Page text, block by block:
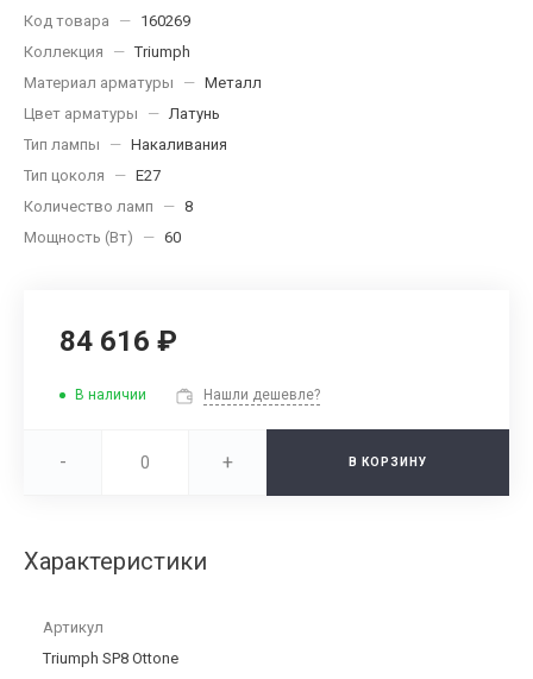
Код товара
— 160269
Коллекция
— Triumph
Материал арматуры
— Металл
Цвет арматуры
— Латунь
Тип лампы
— Накаливания
Тип цоколя
— E27
Количество ламп
— 8
Мощность (Вт)
— 60
84 616 ₽
В наличии Нашли дешевле?
- + В КОРЗИНУ
Характеристики
Артикул
Triumph SP8 Ottone